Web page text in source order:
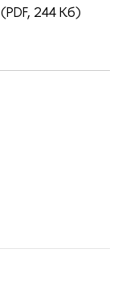
(PDF, 244 Кб)